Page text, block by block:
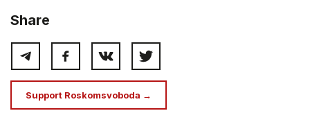
Share
Support Roskomsvoboda →